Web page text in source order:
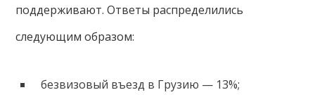
поддерживают. Ответы распределились
следующим образом:
безвизовый въезд в Грузию — 13%;